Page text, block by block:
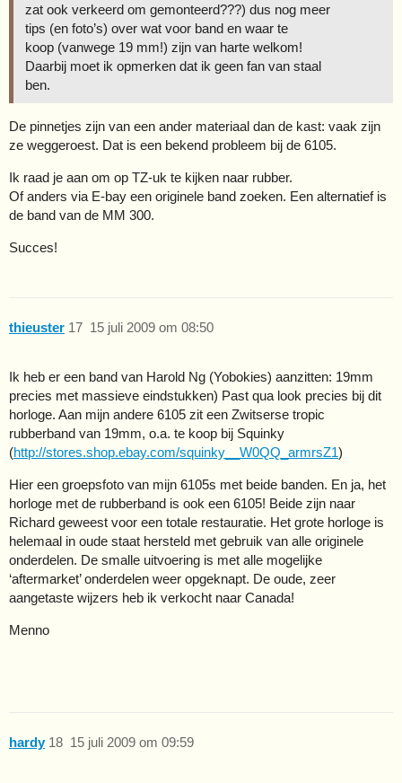
zat ook verkeerd om gemonteerd???) dus nog meer
tips (en foto’s) over wat voor band en waar te
koop (vanwege 19 mm!) zijn van harte welkom!
Daarbij moet ik opmerken dat ik geen fan van staal
ben.
De pinnetjes zijn van een ander materiaal dan de kast: vaak zijn
ze weggeroest. Dat is een bekend probleem bij de 6105.
Ik raad je aan om op TZ-uk te kijken naar rubber.
Of anders via E-bay een originele band zoeken. Een alternatief is
de band van de MM 300.
Succes!
thieuster 15 juli 2009 om 08:50
17
Ik heb er een band van Harold Ng (Yobokies) aanzitten: 19mm
precies met massieve eindstukken) Past qua look precies bij dit
horloge. Aan mijn andere 6105 zit een Zwitserse tropic
rubberband van 19mm, o.a. te koop bij Squinky
(http://stores.shop.ebay.com/squinky__W0QQ_armrsZ1)
Hier een groepsfoto van mijn 6105s met beide banden. En ja, het
horloge met de rubberband is ook een 6105! Beide zijn naar
Richard geweest voor een totale restauratie. Het grote horloge is
helemaal in oude staat hersteld met gebruik van alle originele
onderdelen. De smalle uitvoering is met alle mogelijke
‘aftermarket’ onderdelen weer opgeknapt. De oude, zeer
aangetaste wijzers heb ik verkocht naar Canada!
Menno
hardy 15 juli 2009 om 09:59
18